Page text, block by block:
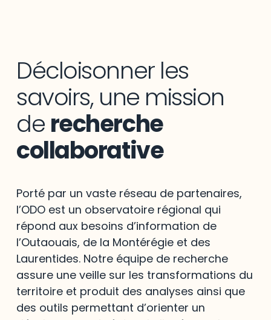
Décloisonner les
savoirs, une mission
de recherche
collaborative
Porté par un vaste réseau de partenaires,
l’ODO est un observatoire régional qui
répond aux besoins d’information de
l’Outaouais, de la Montérégie et des
Laurentides. Notre équipe de recherche
assure une veille sur les transformations du
territoire et produit des analyses ainsi que
des outils permettant d’orienter un